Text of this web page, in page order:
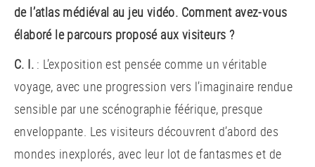
de l’atlas médiéval au jeu vidéo. Comment avez-vous
élaboré le parcours proposé aux visiteurs ?
C. I. : L’exposition est pensée comme un véritable
voyage, avec une progression vers l’imaginaire rendue
sensible par une scénographie féérique, presque
enveloppante. Les visiteurs découvrent d’abord des
mondes inexplorés, avec leur lot de fantasmes et de